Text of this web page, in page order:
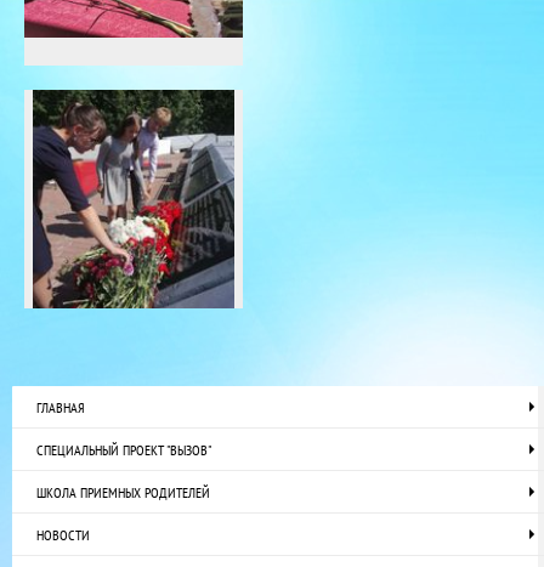
ГЛАВНАЯ
СПЕЦИАЛЬНЫЙ ПРОЕКТ "ВЫЗОВ"
ШКОЛА ПРИЕМНЫХ РОДИТЕЛЕЙ
НОВОСТИ